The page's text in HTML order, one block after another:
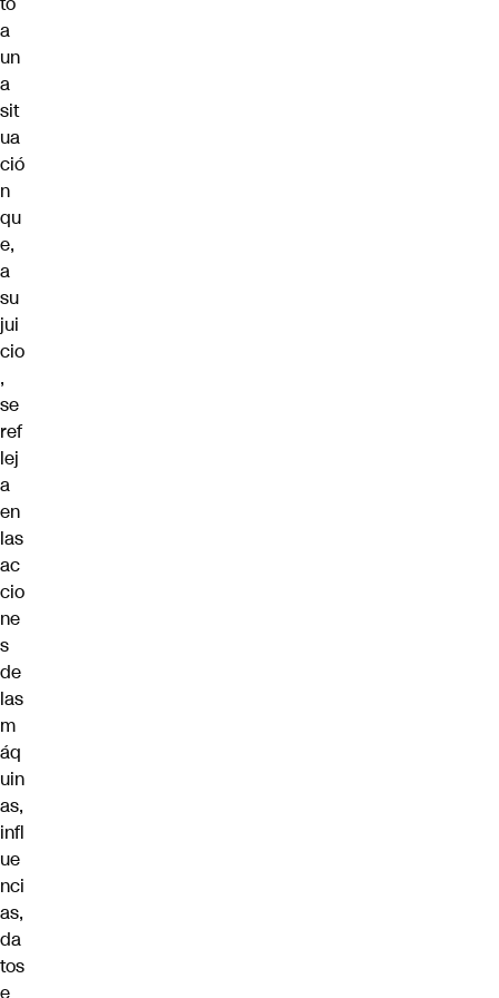
a
un
a
sit
ua
ció
n
qu
e,
a
su
jui
cio
,
se
ref
lej
a
en
las
ac
cio
ne
s
de
las
m
áq
uin
as,
infl
ue
nci
as,
da
tos
e